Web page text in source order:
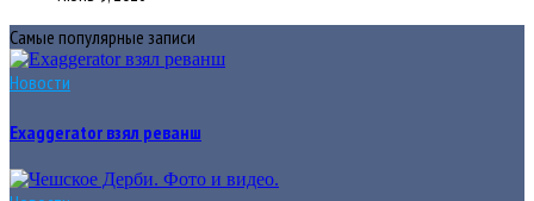
Самые популярные записи
Новости
Exaggerator взял реванш